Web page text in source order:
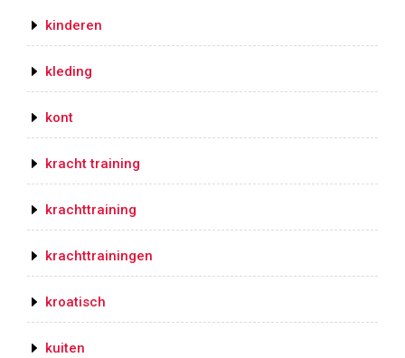
kinderen
kleding
kont
kracht training
krachttraining
krachttrainingen
kroatisch
kuiten